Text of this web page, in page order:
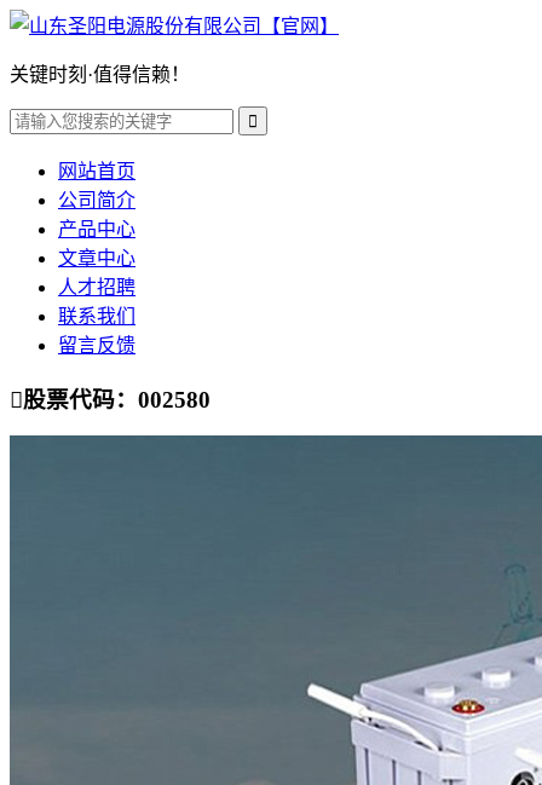
关键时刻·值得信赖！

网站首页
公司简介
产品中心
文章中心
人才招聘
联系我们
留言反馈
股票代码：002580